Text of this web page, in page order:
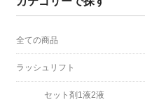
全ての商品
ラッシュリフト
セット剤1液2液